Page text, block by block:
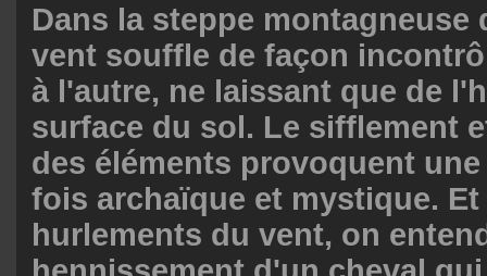
Dans la steppe montagneuse
vent souffle de façon
à l'autre, ne laissant que de
surface du sol. Le sifflement
des éléments provoquent
fois archaïque et mystique.
hurlements du vent, on